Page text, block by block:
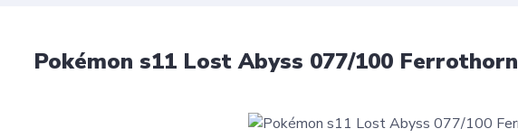
Pokémon s11 Lost Abyss 077/100 Ferrothorn